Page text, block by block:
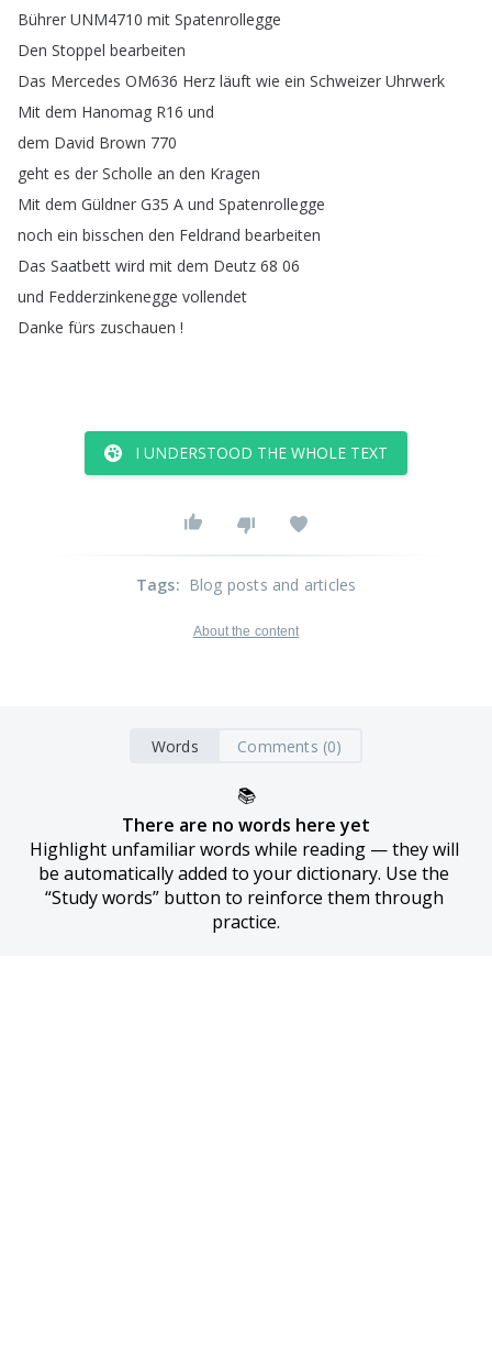
Bührer UNM4710 mit Spatenrollegge
Den Stoppel bearbeiten
Das Mercedes OM636 Herz läuft wie ein Schweizer Uhrwerk
Mit dem Hanomag R16 und
dem David Brown 770
geht es der Scholle an den Kragen
Mit dem Güldner G35 A und Spatenrollegge
noch ein bisschen den Feldrand bearbeiten
Das Saatbett wird mit dem Deutz 68 06
und Fedderzinkenegge vollendet
Danke fürs zuschauen !
I UNDERSTOOD THE WHOLE TEXT
Tags: Blog posts and articles
About the content
Words Comments (0)
📚
There are no words here yet
Highlight unfamiliar words while reading — they will
be automatically added to your dictionary. Use the
“Study words” button to reinforce them through
practice.